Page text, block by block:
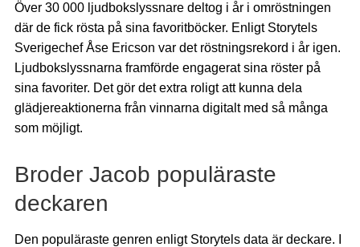
Över 30 000 ljudbokslyssnare deltog i år i omröstningen
där de fick rösta på sina favoritböcker. Enligt Storytels
Sverigechef Åse Ericson var det röstningsrekord i år igen.
Ljudbokslyssnarna framförde engagerat sina röster på
sina favoriter. Det gör det extra roligt att kunna dela
glädjereaktionerna från vinnarna digitalt med så många
som möjligt.
Broder Jacob populäraste
deckaren
Den populäraste genren enligt Storytels data är deckare. I